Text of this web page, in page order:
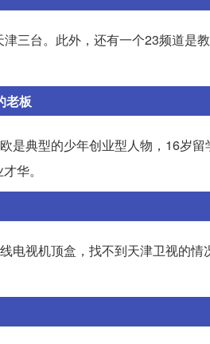
三台。此外，还有一个23频道是
老板
是典型的少年创业型人物，16岁
华。
电视机顶盒，找不到天津卫视的情